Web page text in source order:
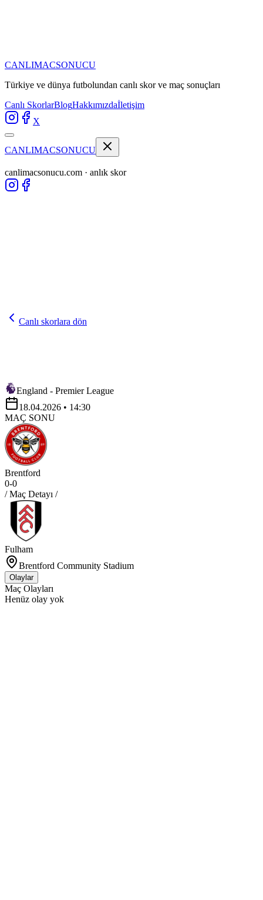
CANLIMACSONUCU
Türkiye ve dünya futbolundan canlı skor ve maç sonuçları
Canlı SkorlarBlogHakkımızdaİletişim
X
CANLIMACSONUCU
canlimacsonucu.com · anlık skor
Canlı skorlara dön
England - Premier League
18.04.2026 • 14:30
MAÇ SONU
Brentford
0-0
/ Maç Detayı /
Fulham
Brentford Community Stadium
Olaylar
Maç Olayları
Henüz olay yok